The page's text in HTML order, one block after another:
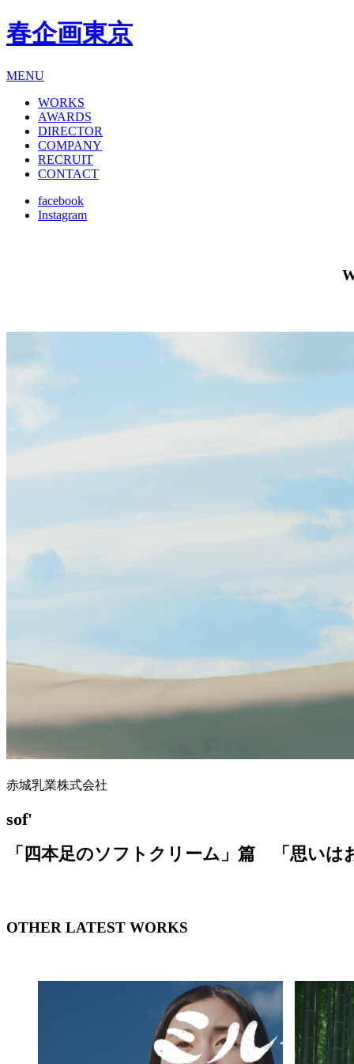
春企画東京
MENU
WORKS
AWARDS
DIRECTOR
COMPANY
RECRUIT
CONTACT
facebook
Instagram
赤城乳業株式会社
sof'
「四本足のソフトクリーム」篇 「思いは
OTHER LATEST WORKS